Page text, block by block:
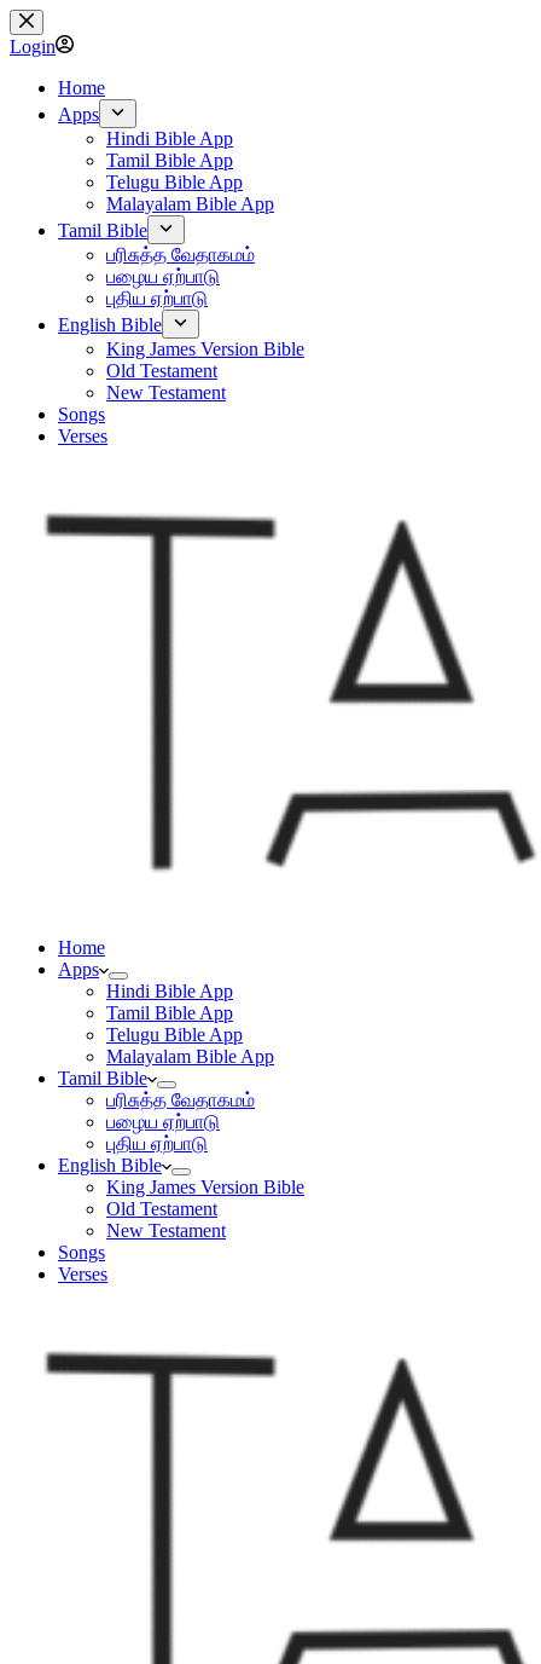
Skip
to
content
Login
Home
Apps
Hindi Bible App
Tamil Bible App
Telugu Bible App
Malayalam Bible App
Tamil Bible
பரிசுத்த வேதாகமம்
பழைய ஏற்பாடு
புதிய ஏற்பாடு
English Bible
King James Version Bible
Old Testament
New Testament
Songs
Verses
Home
Apps
Hindi Bible App
Tamil Bible App
Telugu Bible App
Malayalam Bible App
Tamil Bible
பரிசுத்த வேதாகமம்
பழைய ஏற்பாடு
புதிய ஏற்பாடு
English Bible
King James Version Bible
Old Testament
New Testament
Songs
Verses